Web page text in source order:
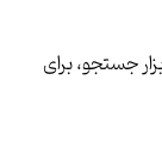
جستجو، برای